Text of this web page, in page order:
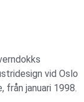
vid Oslo
från januari 1998.